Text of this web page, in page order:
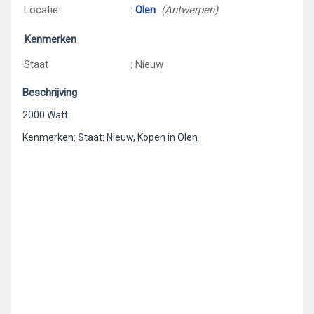
Locatie : Olen (Antwerpen)
Kenmerken
Staat
: Nieuw
Beschrijving
2000 Watt
Kenmerken: Staat: Nieuw, Kopen in Olen